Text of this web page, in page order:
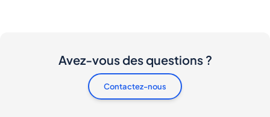
Avez-vous des questions ?
Contactez-nous